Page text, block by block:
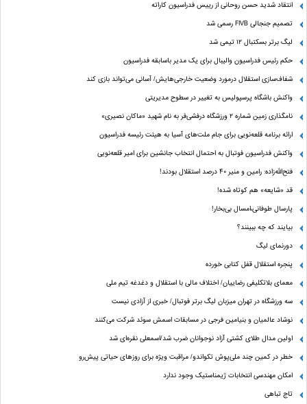
انتقاد شدید حسن روحانی از رییس فدراسیون کاراته
تصمیم جنجالی FIVB رسمی شد
لیگ برتر بسکتبال ۱۲ تیمی شد
حکم رئیس فدراسیون والیبال برای یک مدیر باسابقه فدراسیون
شفاف‌سازی استقلال درمورد وضعیت خارجی‌هایش/ آسانی می‌تواند بازی کند
واکنش باشگاه پرسپولیس به تغییر در سطوح مدیریتی
نامگذاری زمین شماره ۲ ورزشگاه درفشی‌فر به نام شهید «ماکان نصیری»
ارائه برنامه‌ قلعه‌نویی برای جام ملت‌های آسیا به هیئت رئیسه فدراسیون
واکنش فدراسیون فوتبال به احتمال انتخاب جانشین برای امیر قلعه‌نویی
فتح‌الله‌زاده: رامین و منیر 40 درصد استقلال بودند!
قد «شایعه» هم کوتاه شده!
پارسال طوفانی،امسال بی‌بخار!
بیایند که چه ببینند؟
دورنمای لیگ
پنجره‌ استقلال قفل کتابی خورده
معمای بلاتکلیفی رضاییان/ اختلاف مالی با استقلال و دغدغه تیم ملی
سه ورزشگاه در تهران میزبان لیگ برتر فوتبال/ خبری از آزادی نیست
نوشاد عالمیان و بنیامین فرجی در مسابقات اسمش سوئد شرکت می‌کنند
اولین مدال طلای کشتی آزاد نوجوانان ضرب شد/اسمعلی نقره‌ای شد
خطر در کمین چند ملی‌پوش تکواندو/ مراقبت ویژه برای روزهای حیاتی پیش‌رو
امکان مهندسی انتخابات ژیمناستیک وجود ندارد
تاج تباهی